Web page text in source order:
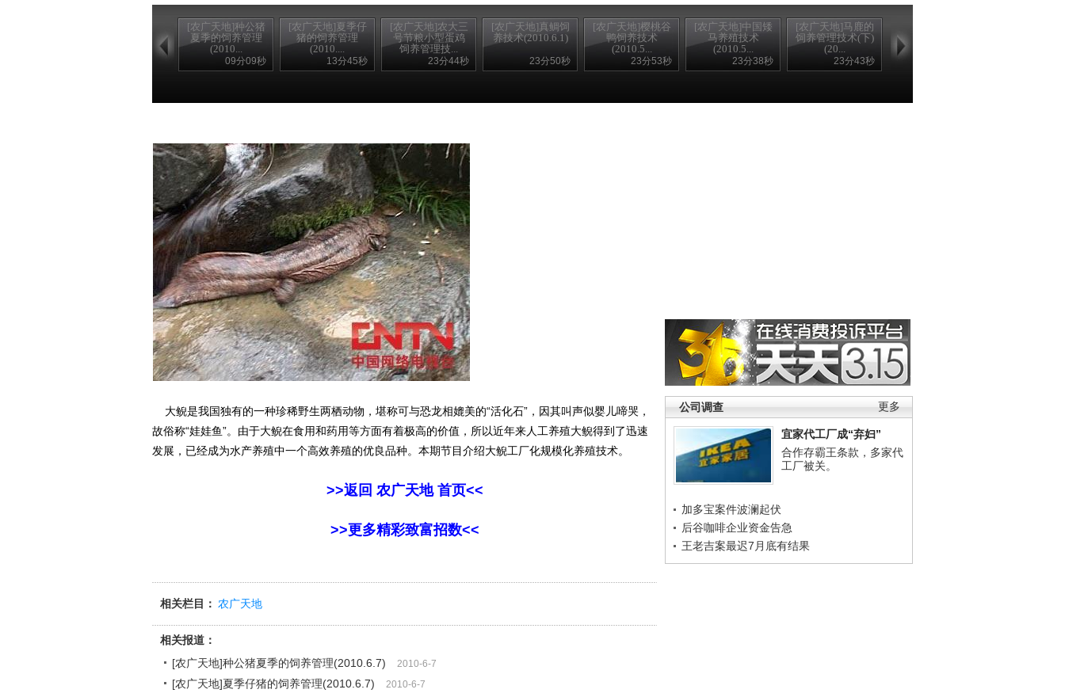
[农广天地]种公猪
夏季的饲养管理
(2010...
09分09秒
[农广天地]夏季仔
猪的饲养管理
(2010....
13分45秒
[农广天地]农大三
号节粮小型蛋鸡
饲养管理技...
23分44秒
[农广天地]真鲷饲
养技术(2010.6.1)
23分50秒
[农广天地]樱桃谷
鸭饲养技术
(2010.5...
23分53秒
[农广天地]中国矮
马养殖技术
(2010.5...
23分38秒
[农广天地]马鹿的
饲养管理技术(下)
(20...
23分43秒
饲养管理技术(上)
更多
公司调查
宜家代工厂成“弃妇”
合作存霸王条款，多家代
工厂被关。
加多宝案件波澜起伏
后谷咖啡企业资金告急
王老吉案最迟7月底有结果
大鲵是我国独有的一种珍稀野生两栖动物，堪称可与恐龙相媲美的“活化石”，因其叫声似婴儿啼哭，
故俗称“娃娃鱼”。由于大鲵在食用和药用等方面有着极高的价值，所以近年来人工养殖大鲵得到了迅速
发展，已经成为水产养殖中一个高效养殖的优良品种。本期节目介绍大鲵工厂化规模化养殖技术。
>>返回 农广天地 首页<<
>>更多精彩致富招数<<
相关栏目： 农广天地
相关报道：
[农广天地]种公猪夏季的饲养管理(2010.6.7)
2010-6-7
[农广天地]夏季仔猪的饲养管理(2010.6.7) 2010-6-7